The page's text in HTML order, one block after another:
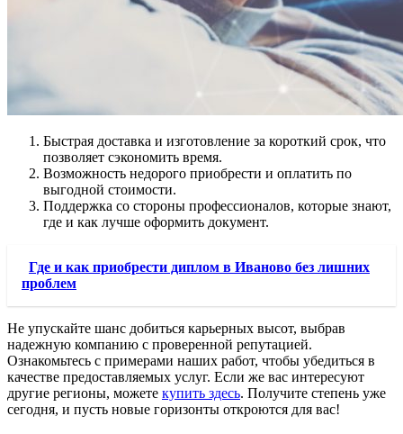
Быстрая доставка и изготовление за короткий срок, что
позволяет сэкономить время.
Возможность недорого приобрести и оплатить по
выгодной стоимости.
Поддержка со стороны профессионалов, которые знают,
где и как лучше оформить документ.
Где и как приобрести диплом в Иваново без лишних
проблем
Не упускайте шанс добиться карьерных высот, выбрав
надежную компанию с проверенной репутацией.
Ознакомьтесь с примерами наших работ, чтобы убедиться в
качестве предоставляемых услуг. Если же вас интересуют
другие регионы, можете купить здесь. Получите степень уже
сегодня, и пусть новые горизонты откроются для вас!